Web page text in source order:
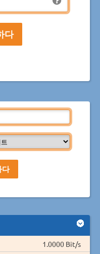
1.0000 Bit/s